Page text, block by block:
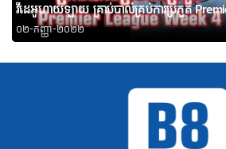
វីដេអូហាយឡាយ គ្រាប់បាល់គ្រប់ការប្រកួត
០២-កញ្ញា-២០២២